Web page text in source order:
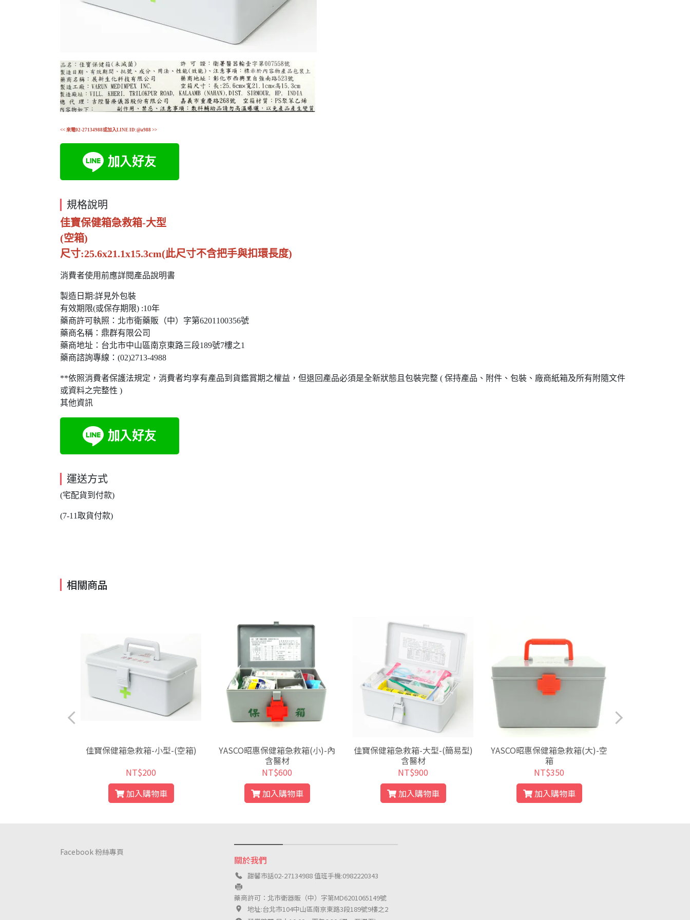
<< 來電02-27134988或加入LINE ID:@a988 >>
規格說明
佳寶保健箱急救箱-大型
(空箱)
尺寸:25.6x21.1x15.3cm(此尺寸不含把手與扣環長度)
消費者使用前應詳閱產品說明書
製造日期:詳見外包裝
有效期限(或保存期限) :10年
藥商許可執照：北市衛藥販（中）字第6201100356號
藥商名稱：鼎群有限公司
藥商地址：台北市中山區南京東路三段189號7樓之1
藥商諮詢專線：(02)2713-4988
**依照消費者保護法規定，消費者均享有產品到貨鑑賞期之權益，但退回產品必須是全新狀態且包裝完整 ( 保持產品、附件、包裝、廠商紙箱及所有附隨文件
或資料之完整性 )
其他資訊
運送方式
(宅配貨到付款)
(7-11取貨付款)
相關商品
佳寶保健箱急救箱-小型-(空箱)
NT$200
加入購物車
YASCO昭惠保健箱急救箱(小)-內
含醫材
NT$600
加入購物車
佳寶保健箱急救箱-大型-(簡易型)
含醫材
NT$900
加入購物車
YASCO昭惠保健箱急救箱(大)-空
箱
NT$350
加入購物車
關於我們
甜馨市話02-27134988 值班手機:0982220343
藥商許可：北市衛器販（中）字第MD6201065149號
地址:台北市104中山區南京東路3段189號9樓之2
Facebook 粉絲專頁